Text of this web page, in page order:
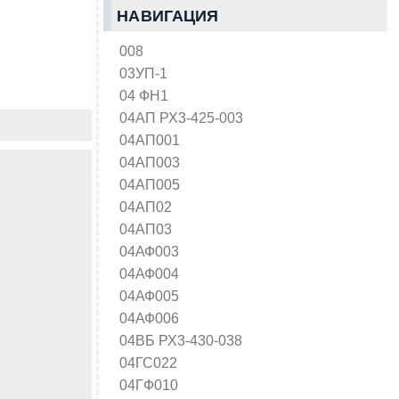
НАВИГАЦИЯ
008
03УП-1
04 ФН1
04АП РХ3-425-003
04АП001
04АП003
04АП005
04АП02
04АП03
04АФ003
04АФ004
04АФ005
04АФ006
04ВБ РХ3-430-038
04ГС022
04ГФ010